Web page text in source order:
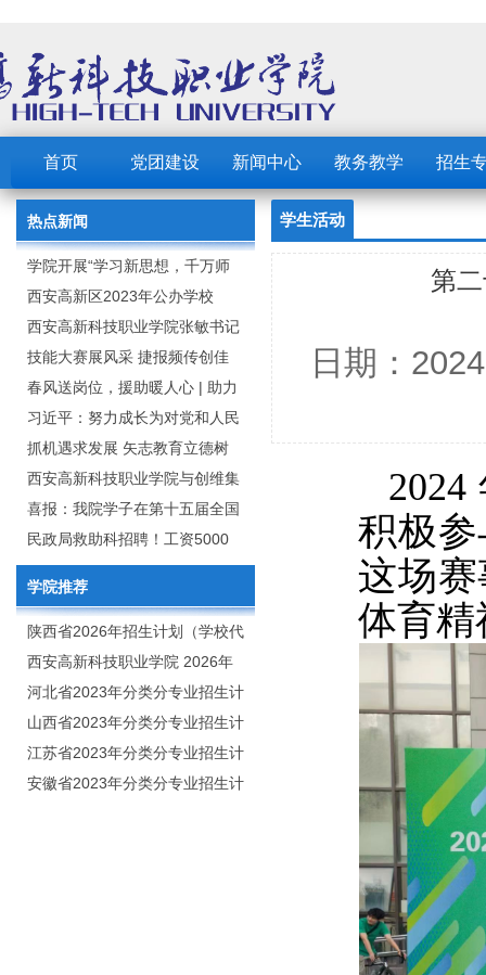
首页 党团建设 新闻中心 教务教学 招生
热点新闻
学院开展“学习新思想，千万师
生同上一堂课”活动
西安高新区2023年公办学校
（园） 公开招聘教职工公告
西安高新科技职业学院张敏书记
为全院师生党员上党课
技能大赛展风采 捷报频传创佳
绩：西安高新科技职业学院师生
在2023年陕西省职业技能大赛中
取佳绩
春风送岗位，援助暖人心 | 助力
毕业生求职就业
习近平：努力成长为对党和人民
忠诚可靠、堪当时代重任的栋梁
之才
抓机遇求发展 矢志教育立德树
人：西安高新科技职业学院召开
2020年年终总结暨表彰网络视频
会
西安高新科技职业学院与创维集
团举行校企合作签约仪式
喜报：我院学子在第十五届全国
大学生广告艺术大赛（大广
赛）、第十一届未来设计师.高校
数字艺术设计大赛（NCDA）国
赛中喜获佳绩
民政局救助科招聘！工资5000
元/月
学院推荐
陕西省2026年招生计划（学校代
码：8103）
西安高新科技职业学院 2026年
招生章程
河北省2023年分类分专业招生计
划（院校代号：1889）
山西省2023年分类分专业招生计
划（院校代号：5560）
江苏省2023年分类分专业招生计
划（院校代号：8931）
安徽省2023年分类分专业招生计
学生活动
第
日期：
积极
这场
体育精